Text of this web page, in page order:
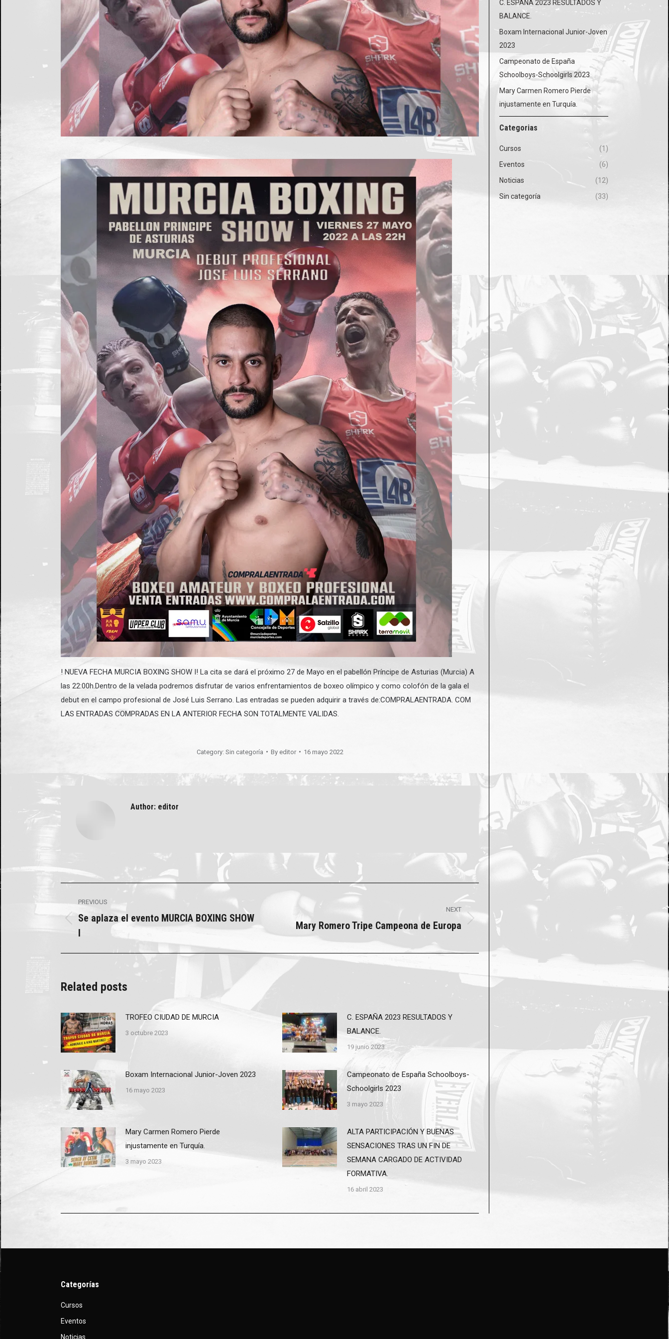
! NUEVA FECHA MURCIA BOXING SHOW I! La cita se dará el próximo 27 de Mayo en el pabellón Príncipe de Asturias (Murcia) A
las 22:00h.Dentro de la velada podremos disfrutar de varios enfrentamientos de boxeo olímpico y como colofón de la gala el
debut en el campo profesional de José Luis Serrano. Las entradas se pueden adquirir a través de:COMPRALAENTRADA. COM
LAS ENTRADAS COMPRADAS EN LA ANTERIOR FECHA SON TOTALMENTE VALIDAS.
Category: Sin categoría By editor 16 mayo 2022
Author: editor
navigation
PREVIOUS
Previous
post:
Se aplaza el evento MURCIA BOXING SHOW
I
NEXT
Next
post:
Mary Romero Tripe Campeona de Europa
Related posts
TROFEO CIUDAD DE MURCIA
3 octubre 2023
C. ESPAÑA 2023 RESULTADOS Y
BALANCE.
19 junio 2023
Boxam Internacional Junior-Joven 2023
16 mayo 2023
Campeonato de España Schoolboys-
Schoolgirls 2023
3 mayo 2023
Mary Carmen Romero Pierde
injustamente en Turquía.
3 mayo 2023
ALTA PARTICIPACIÓN Y BUENAS
SENSACIONES TRAS UN FIN DE
SEMANA CARGADO DE ACTIVIDAD
FORMATIVA.
16 abril 2023
C. ESPAÑA 2023 RESULTADOS Y
BALANCE.
Boxam Internacional Junior-Joven
2023
Campeonato de España
Schoolboys-Schoolgirls 2023
Mary Carmen Romero Pierde
injustamente en Turquía.
Categorias
Cursos
(1)
Eventos
(6)
Noticias
(12)
Sin categoría
(33)
Categorías
Cursos
Eventos
Noticias